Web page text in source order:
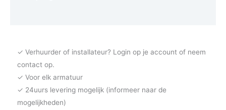
✓ Verhuurder of installateur? Login op je account of neem
contact op.
✓ Voor elk armatuur
✓ 24uurs levering mogelijk (informeer naar de
mogelijkheden)